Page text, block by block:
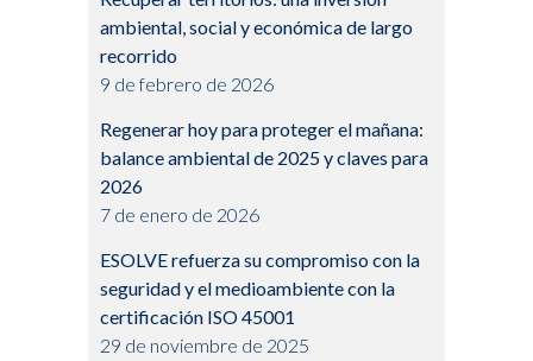
ambiental, social y económica de largo
recorrido
9 de febrero de 2026
Regenerar hoy para proteger el mañana:
balance ambiental de 2025 y claves para
2026
7 de enero de 2026
ESOLVE refuerza su compromiso con la
seguridad y el medioambiente con la
certificación ISO 45001
29 de noviembre de 2025